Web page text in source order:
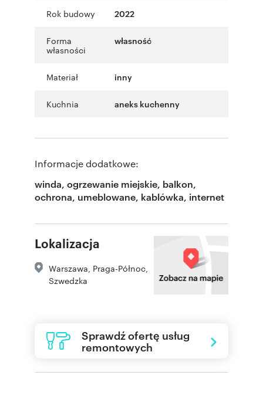
Rok budowy 2022
Forma
własności
własność
Materiał inny
Kuchnia aneks kuchenny
Informacje dodatkowe:
winda, ogrzewanie miejskie, balkon,
ochrona, umeblowane, kablówka, internet
Lokalizacja
Warszawa Praga-Północ
Szwedzka
Sprawdź ofertę usług
remontowych